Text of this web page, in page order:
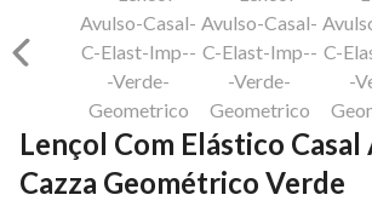
Lençol Com Elástico Casal
Cazza Geométrico Verde